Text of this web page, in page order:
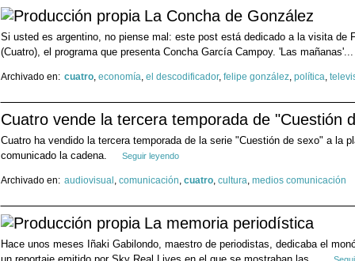
La Concha de González
Si usted es argentino, no piense mal: este post está dedicado a la visita de
(Cuatro), el programa que presenta Concha García Campoy. 'Las mañanas'...
Archivado en: cuatro, economía, el descodificador, felipe gonzález, política,
Cuatro vende la tercera temporada de "Cuestión
Cuatro ha vendido la tercera temporada de la serie "Cuestión de sexo" a la
comunicado la cadena.
Seguir leyendo
Archivado en: audiovisual , comunicación, cuatro, cultura, medios comunicación
La memoria periodística
Hace unos meses Iñaki Gabilondo, maestro de periodistas, dedicaba el